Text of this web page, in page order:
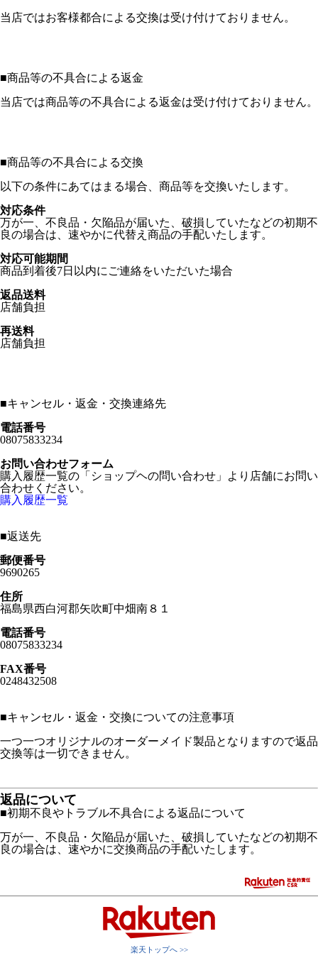
当店ではお客様都合による交換は受け付けておりません。
■商品等の不具合による返金
当店では商品等の不具合による返金は受け付けておりません。
■商品等の不具合による交換
以下の条件にあてはまる場合、商品等を交換いたします。
対応条件
万が一、不良品・欠陥品が届いた、破損していたなどの初期不
良の場合は、速やかに代替え商品の手配いたします。
対応可能期間
商品到着後7日以内にご連絡をいただいた場合
返品送料
店舗負担
再送料
店舗負担
■キャンセル・返金・交換連絡先
電話番号
08075833234
お問い合わせフォーム
購入履歴一覧の「ショップヘの問い合わせ」より店舗にお問い
合わせください。
購入履歴一覧
■返送先
郵便番号
9690265
住所
福島県西白河郡矢吹町中畑南８１
電話番号
08075833234
FAX番号
0248432508
■キャンセル・返金・交換についての注意事項
一つ一つオリジナルのオーダーメイド製品となりますので返品
交換等は一切できません。
返品について
■初期不良やトラブル不具合による返品について
万が一、不良品・欠陥品が届いた、破損していたなどの初期不
良の場合は、速やかに交換商品の手配いたします。
楽天トップへ >>